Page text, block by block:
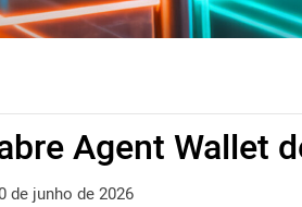
Agent Wallet
de junho de 2026